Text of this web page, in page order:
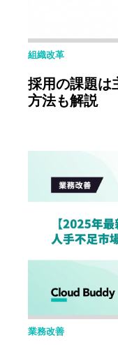
組織改革
採用の課題は
方法も解説
業務改善